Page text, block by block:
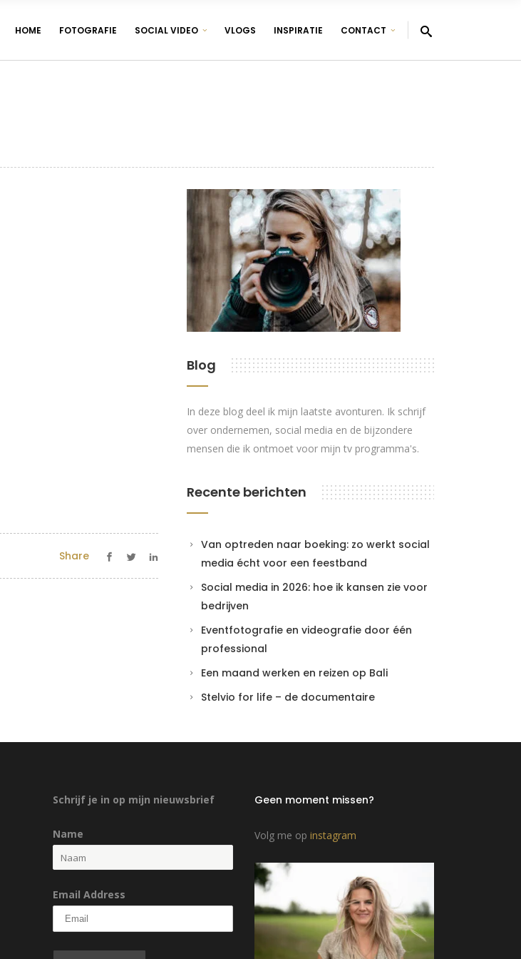
HOME FOTOGRAFIE SOCIAL VIDEO VLOGS INSPIRATIE CONTACT
Share
Blog
In deze blog deel ik mijn laatste avonturen. Ik schrijf
over ondernemen, social media en de bijzondere
mensen die ik ontmoet voor mijn tv programma's.
Recente berichten
Van optreden naar boeking: zo werkt social
media écht voor een feestband
Social media in 2026: hoe ik kansen zie voor
bedrijven
Eventfotografie en videografie door één
professional
Een maand werken en reizen op Bali
Stelvio for life – de documentaire
Schrijf je in op mijn nieuwsbrief
Name
Email Address
Geen moment missen?
Volg me op instagram